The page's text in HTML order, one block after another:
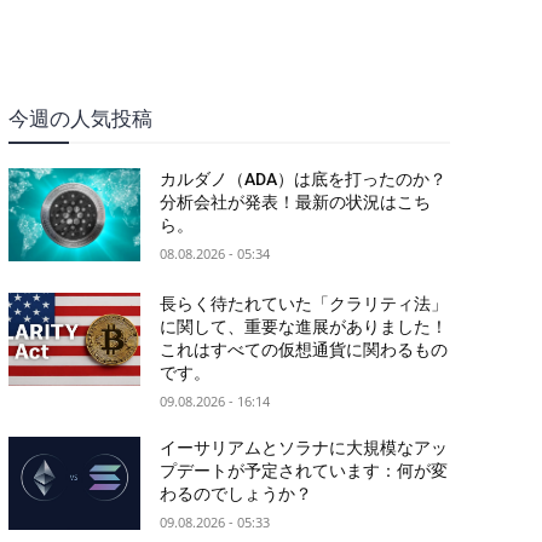
今週の人気投稿
カルダノ（ADA）は底を打ったのか？
分析会社が発表！最新の状況はこち
ら。
08.08.2026 - 05:34
長らく待たれていた「クラリティ法」
に関して、重要な進展がありました！
これはすべての仮想通貨に関わるもの
です。
09.08.2026 - 16:14
イーサリアムとソラナに大規模なアッ
プデートが予定されています：何が変
わるのでしょうか？
09.08.2026 - 05:33